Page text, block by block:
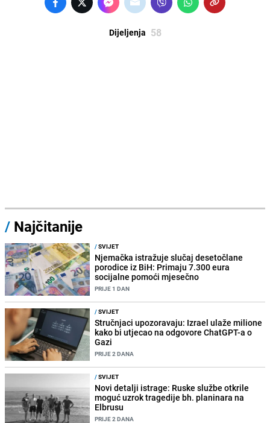
Dijeljenja 58
/ Najčitanije
/SVIJET
Njemačka istražuje slučaj desetočlane
porodice iz BiH: Primaju 7.300 eura
socijalne pomoći mjesečno
PRIJE 1 DAN
/SVIJET
Stručnjaci upozoravaju: Izrael ulaže milione
kako bi utjecao na odgovore ChatGPT-a o
Gazi
PRIJE 2 DANA
/SVIJET
Novi detalji istrage: Ruske službe otkrile
moguć uzrok tragedije bh. planinara na
Elbrusu
PRIJE 2 DANA